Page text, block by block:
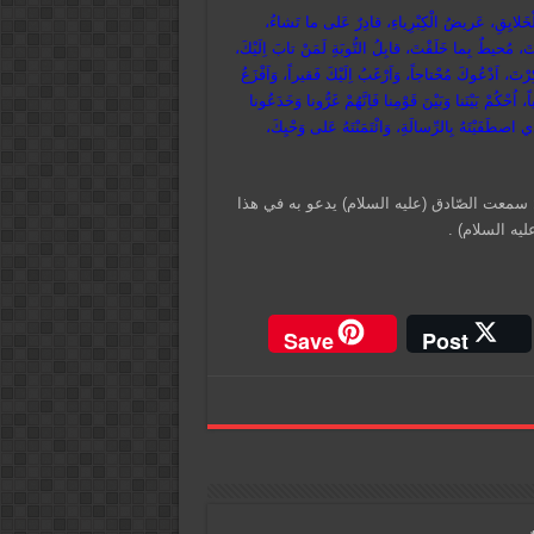
عَريضُ الْكِبْرِياءِ، قادِرٌ عَلى ما تَشاءُ،
مُحيطٌ بِما خَلَقْتَ، قابِلُ التُّوبَةِ لَمَنْ تابَ اِلَيْكَ،
اَدْعُوكَ مُحْتاجاً، وَاَرْغَبُ اِلَيْكَ فَقيراً، وَاَفْزَعُ
اُحْكُمْ بَيْنَنا وَبَيْنَ قَوْمِنا فَاِنَّهُمْ غَرُّونا وَخَدَعُونا
اصطَفَيْتَهُ بِالرِّسالَةِ، وَائْتَمَنْتَهُ عَلى وَحْيِكَ،
الصّادق (عليه السلام) يدعو به في هذا
السلام) .
Post
Save